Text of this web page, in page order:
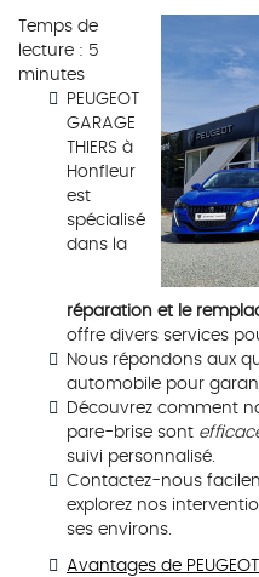
Temps de
lecture : 5
minutes
PEUGEOT
GARAGE
THIERS à
Honfleur
est
spécialisé
dans la
réparation et le
offre divers services
Nous répondons aux
automobile pour
Découvrez comment
pare-brise sont
suivi personnalisé.
Contactez-nous
explorez nos
ses environs.
Avantages de PEUGEOT